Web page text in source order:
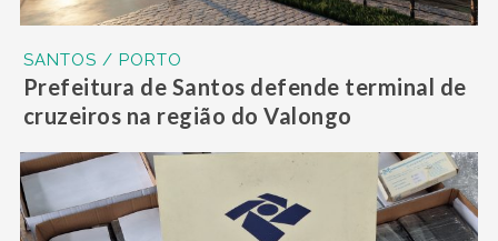
SANTOS / PORTO
Prefeitura de Santos defende terminal de
cruzeiros na região do Valongo